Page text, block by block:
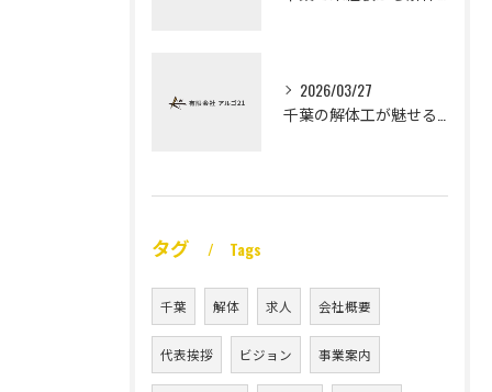
2026/03/27
タグ Tags
千葉 解体 求人 会社概要
代表挨拶 ビジョン 事業案内